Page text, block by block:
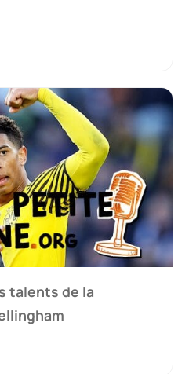
talents de la